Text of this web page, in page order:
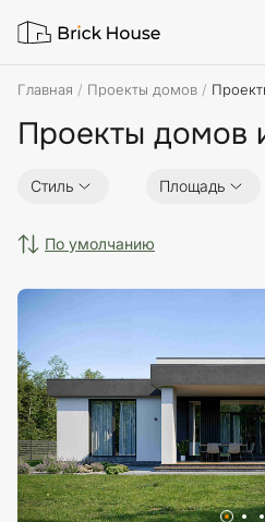
Главная Проекты домов
Проекты домов
Стиль Площадь
по умолчанию